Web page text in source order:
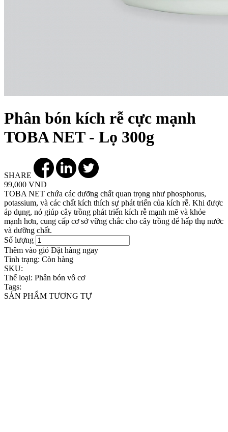
Phân bón kích rễ cực mạnh
TOBA NET - Lọ 300g
SHARE
99,000 VND
TOBA NET chứa các dưỡng chất quan trọng như phosphorus,
potassium, và các chất kích thích sự phát triển của kích rễ. Khi được
áp dụng, nó giúp cây trồng phát triển kích rễ mạnh mẽ và khỏe
mạnh hơn, cung cấp cơ sở vững chắc cho cây trồng để hấp thụ nước
và dưỡng chất.
Số lượng
Thêm vào giỏ Đặt hàng ngay
Tình trạng: Còn hàng
SKU:
Thể loại: Phân bón vô cơ
Tags:
SẢN PHẨM TƯƠNG TỰ